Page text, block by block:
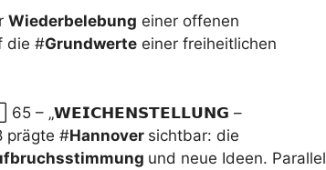
Wiederbelebung einer offenen
die #Grundwerte einer freiheitlichen
– „𝗪𝗘𝗜𝗖𝗛𝗘𝗡𝗦𝗧𝗘𝗟𝗟𝗨𝗡𝗚 –
#Hannover sichtbar: die
und neue Ideen. Parallel